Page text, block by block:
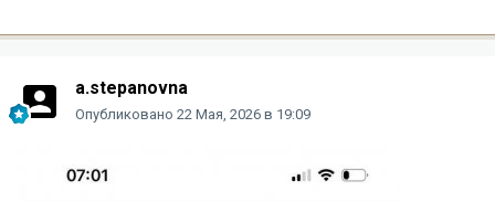
a.stepanovna
Опубликовано 22 Мая, 2026 в 19:09